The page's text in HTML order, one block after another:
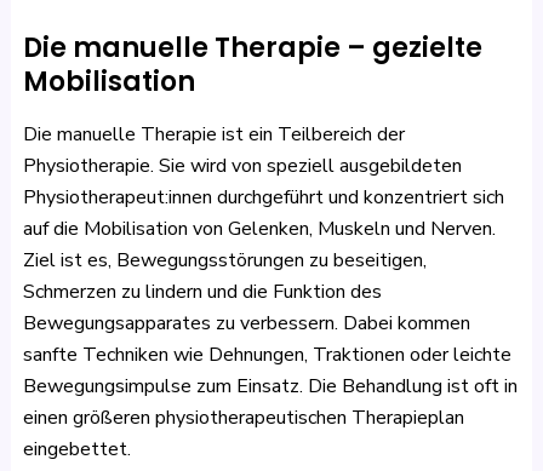
Die manuelle Therapie – gezielte
Mobilisation
Die manuelle Therapie ist ein Teilbereich der
Physiotherapie. Sie wird von speziell ausgebildeten
Physiotherapeut:innen durchgeführt und konzentriert sich
auf die Mobilisation von Gelenken, Muskeln und Nerven.
Ziel ist es, Bewegungsstörungen zu beseitigen,
Schmerzen zu lindern und die Funktion des
Bewegungsapparates zu verbessern. Dabei kommen
sanfte Techniken wie Dehnungen, Traktionen oder leichte
Bewegungsimpulse zum Einsatz. Die Behandlung ist oft in
einen größeren physiotherapeutischen Therapieplan
eingebettet.